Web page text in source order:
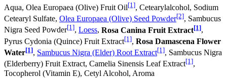
Aqua, Olea Europaea (Olive) Fruit Oil[1], Cetearylalcohol, Sodium
Cetearyl Sulfate, Olea Europaea (Olive) Seed Powder[2], Sambucus
Nigra Seed Powder[1], Loess, Rosa Canina Fruit Extract[1],
Pyrus Cydonia (Quince) Fruit Extract[1], Rosa Damascena Flower
Water[1], Sambucus Nigra (Elder) Root Extract[1], Sambucus Nigra
(Elderberry) Fruit Extract, Camelia Sinensis Leaf Extract[1],
Tocopherol (Vitamin E), Cetyl Alcohol, Aroma